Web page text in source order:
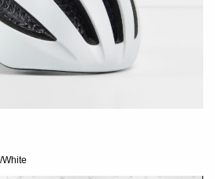
White